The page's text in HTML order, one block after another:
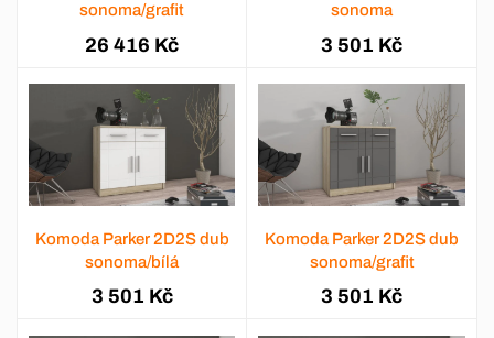
sonoma/grafit
26 416 Kč
sonoma
3 501 Kč
Komoda Parker 2D2S dub
sonoma/bílá
3 501 Kč
Komoda Parker 2D2S dub
sonoma/grafit
3 501 Kč